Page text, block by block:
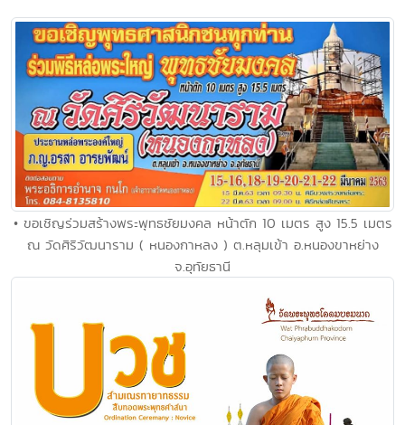
• ขอเชิญร่วมสร้างพระพุทธชัยมงคล หน้าตัก 10 เมตร สูง 15.5 เมตร
ณ วัดศิริวัฒนาราม ( หนองกาหลง ) ต.หลุมเข้า อ.หนองขาหย่าง
จ.อุทัยธานี